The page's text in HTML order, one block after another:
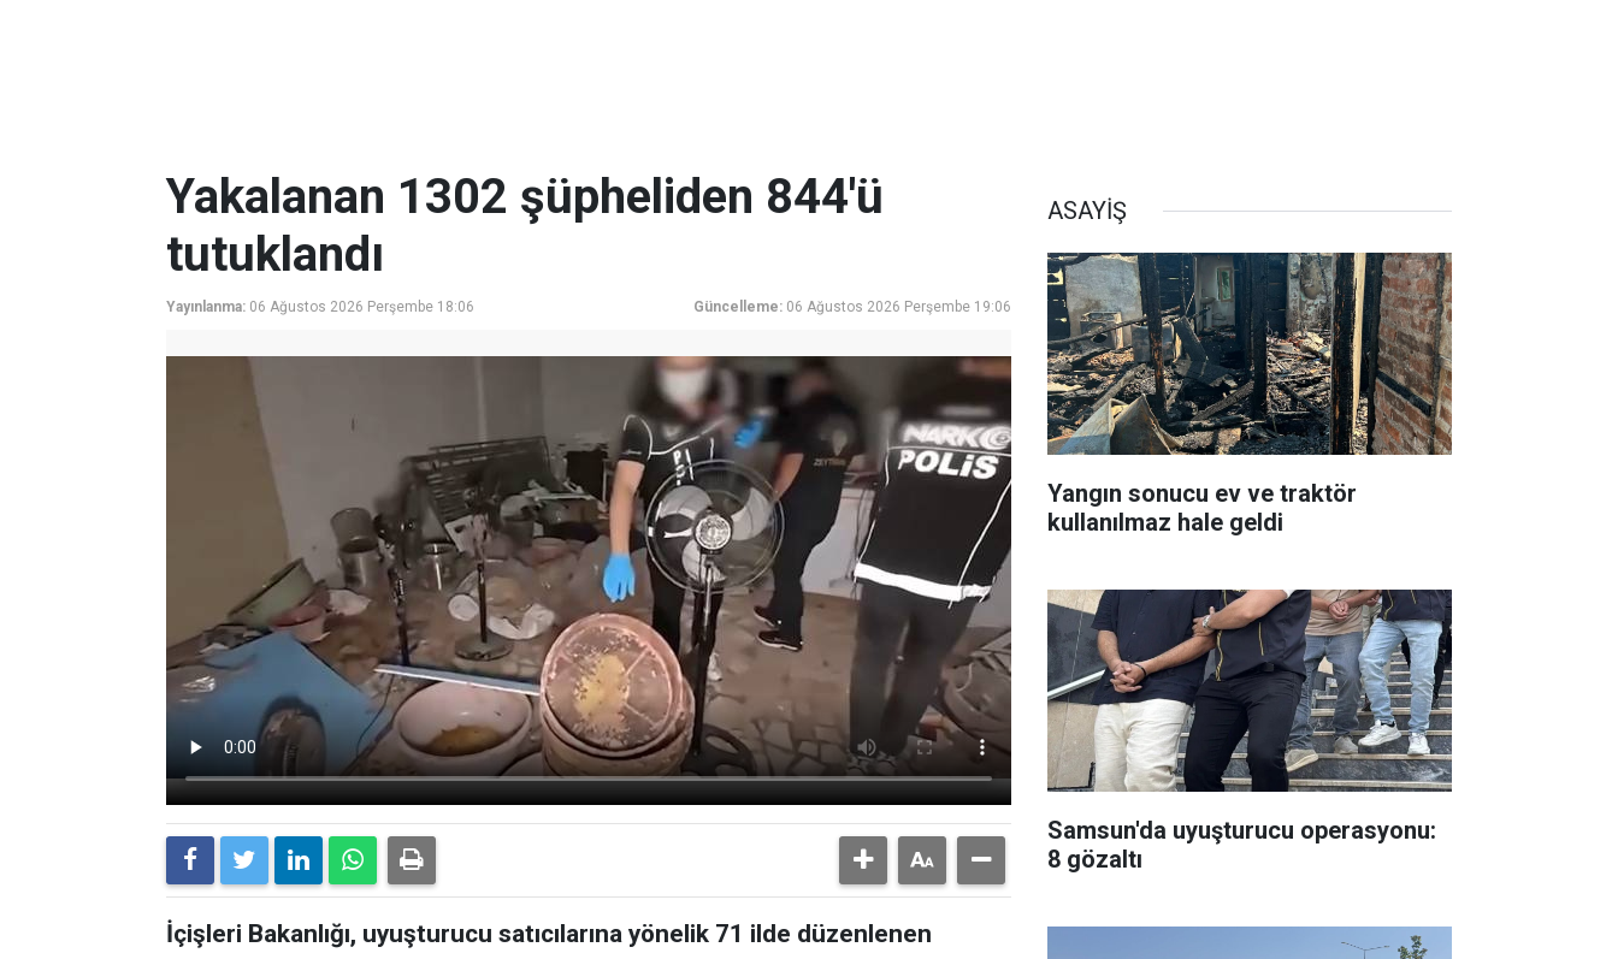
Yakalanan 1302 şüpheliden 844'ü
tutuklandı
Yayınlanma: 06 Ağustos 2026 Perşembe 18:06 Güncelleme: 06 Ağustos 2026 Perşembe 19:06
İçişleri Bakanlığı, uyuşturucu satıcılarına yönelik 71 ilde düzenlenen
ASAYİŞ
Yangın sonucu ev ve traktör
kullanılmaz hale geldi
Samsun'da uyuşturucu operasyonu:
8 gözaltı